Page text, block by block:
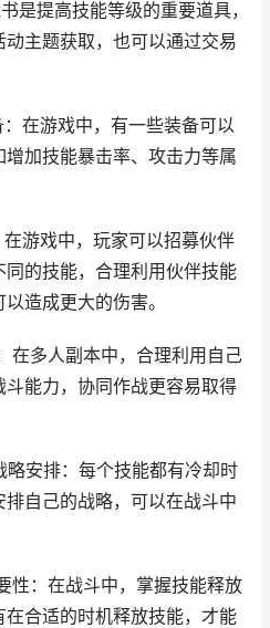
是提高技能等级的重要道具，
主题获取，也可以通过交易
在游戏中，有一些装备可以
加技能暴击率、攻击力等属
游戏中，玩家可以招募伙伴
的技能，合理利用伙伴技能
造成更大的伤害。
在多人副本中，合理利用自己
能力，协同作战更容易取得
略安排：每个技能都有冷却时
自己的战略，可以在战斗中
性：在战斗中，掌握技能释放
合适的时机释放技能，才能